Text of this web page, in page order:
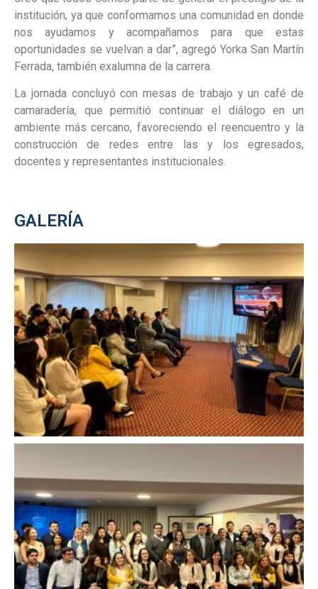
institución, ya que conformamos una comunidad en donde
nos ayudamos y acompañamos para que estas
oportunidades se vuelvan a dar”, agregó Yorka San Martín
Ferrada, también exalumna de la carrera.
La jornada concluyó con mesas de trabajo y un café de
camaradería, que permitió continuar el diálogo en un
ambiente más cercano, favoreciendo el reencuentro y la
construcción de redes entre las y los egresados,
docentes y representantes institucionales.
GALERÍA